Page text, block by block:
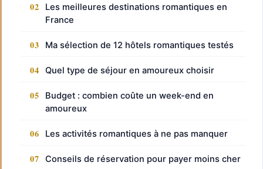
Les meilleures destinations romantiques en
France
Ma sélection de 12 hôtels romantiques testés
Quel type de séjour en amoureux choisir
Budget : combien coûte un week-end en
amoureux
Les activités romantiques à ne pas manquer
Conseils de réservation pour payer moins cher